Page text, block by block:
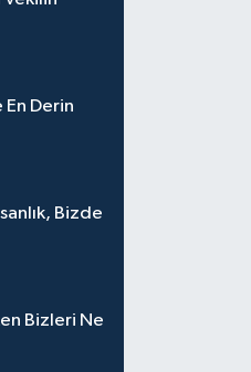
En Derin
Bizde
Bizleri Ne